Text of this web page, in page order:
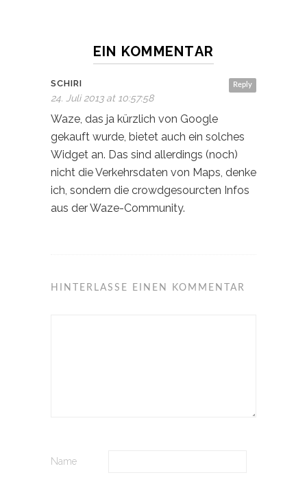
EIN KOMMENTAR
Reply
SCHIRI
24. Juli 2013 at 10:57:58
Waze, das ja kürzlich von Google
gekauft wurde, bietet auch ein solches
Widget an. Das sind allerdings (noch)
nicht die Verkehrsdaten von Maps, denke
ich, sondern die crowdgesourcten Infos
aus der Waze-Community.
HINTERLASSE EINEN KOMMENTAR
Name